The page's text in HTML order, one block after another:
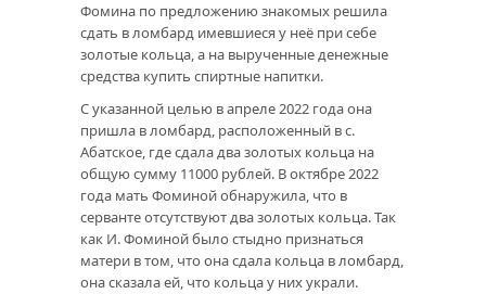
Фомина по предложению знакомых решила
сдать в ломбард имевшиеся у неё при себе
золотые кольца, а на вырученные денежные
средства купить спиртные напитки.
С указанной целью в апреле 2022 года она
пришла в ломбард, расположенный в с.
Абатское, где сдала два золотых кольца на
общую сумму 11000 рублей. В октябре 2022
года мать Фоминой обнаружила, что в
серванте отсутствуют два золотых кольца. Так
как И. Фоминой было стыдно признаться
матери в том, что она сдала кольца в ломбард,
она сказала ей, что кольца у них украли.